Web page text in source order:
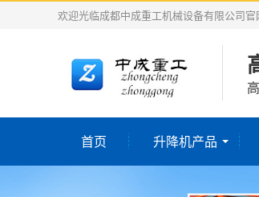
欢迎光临成都中成重工机械设备有限公司
首页 升降机产品